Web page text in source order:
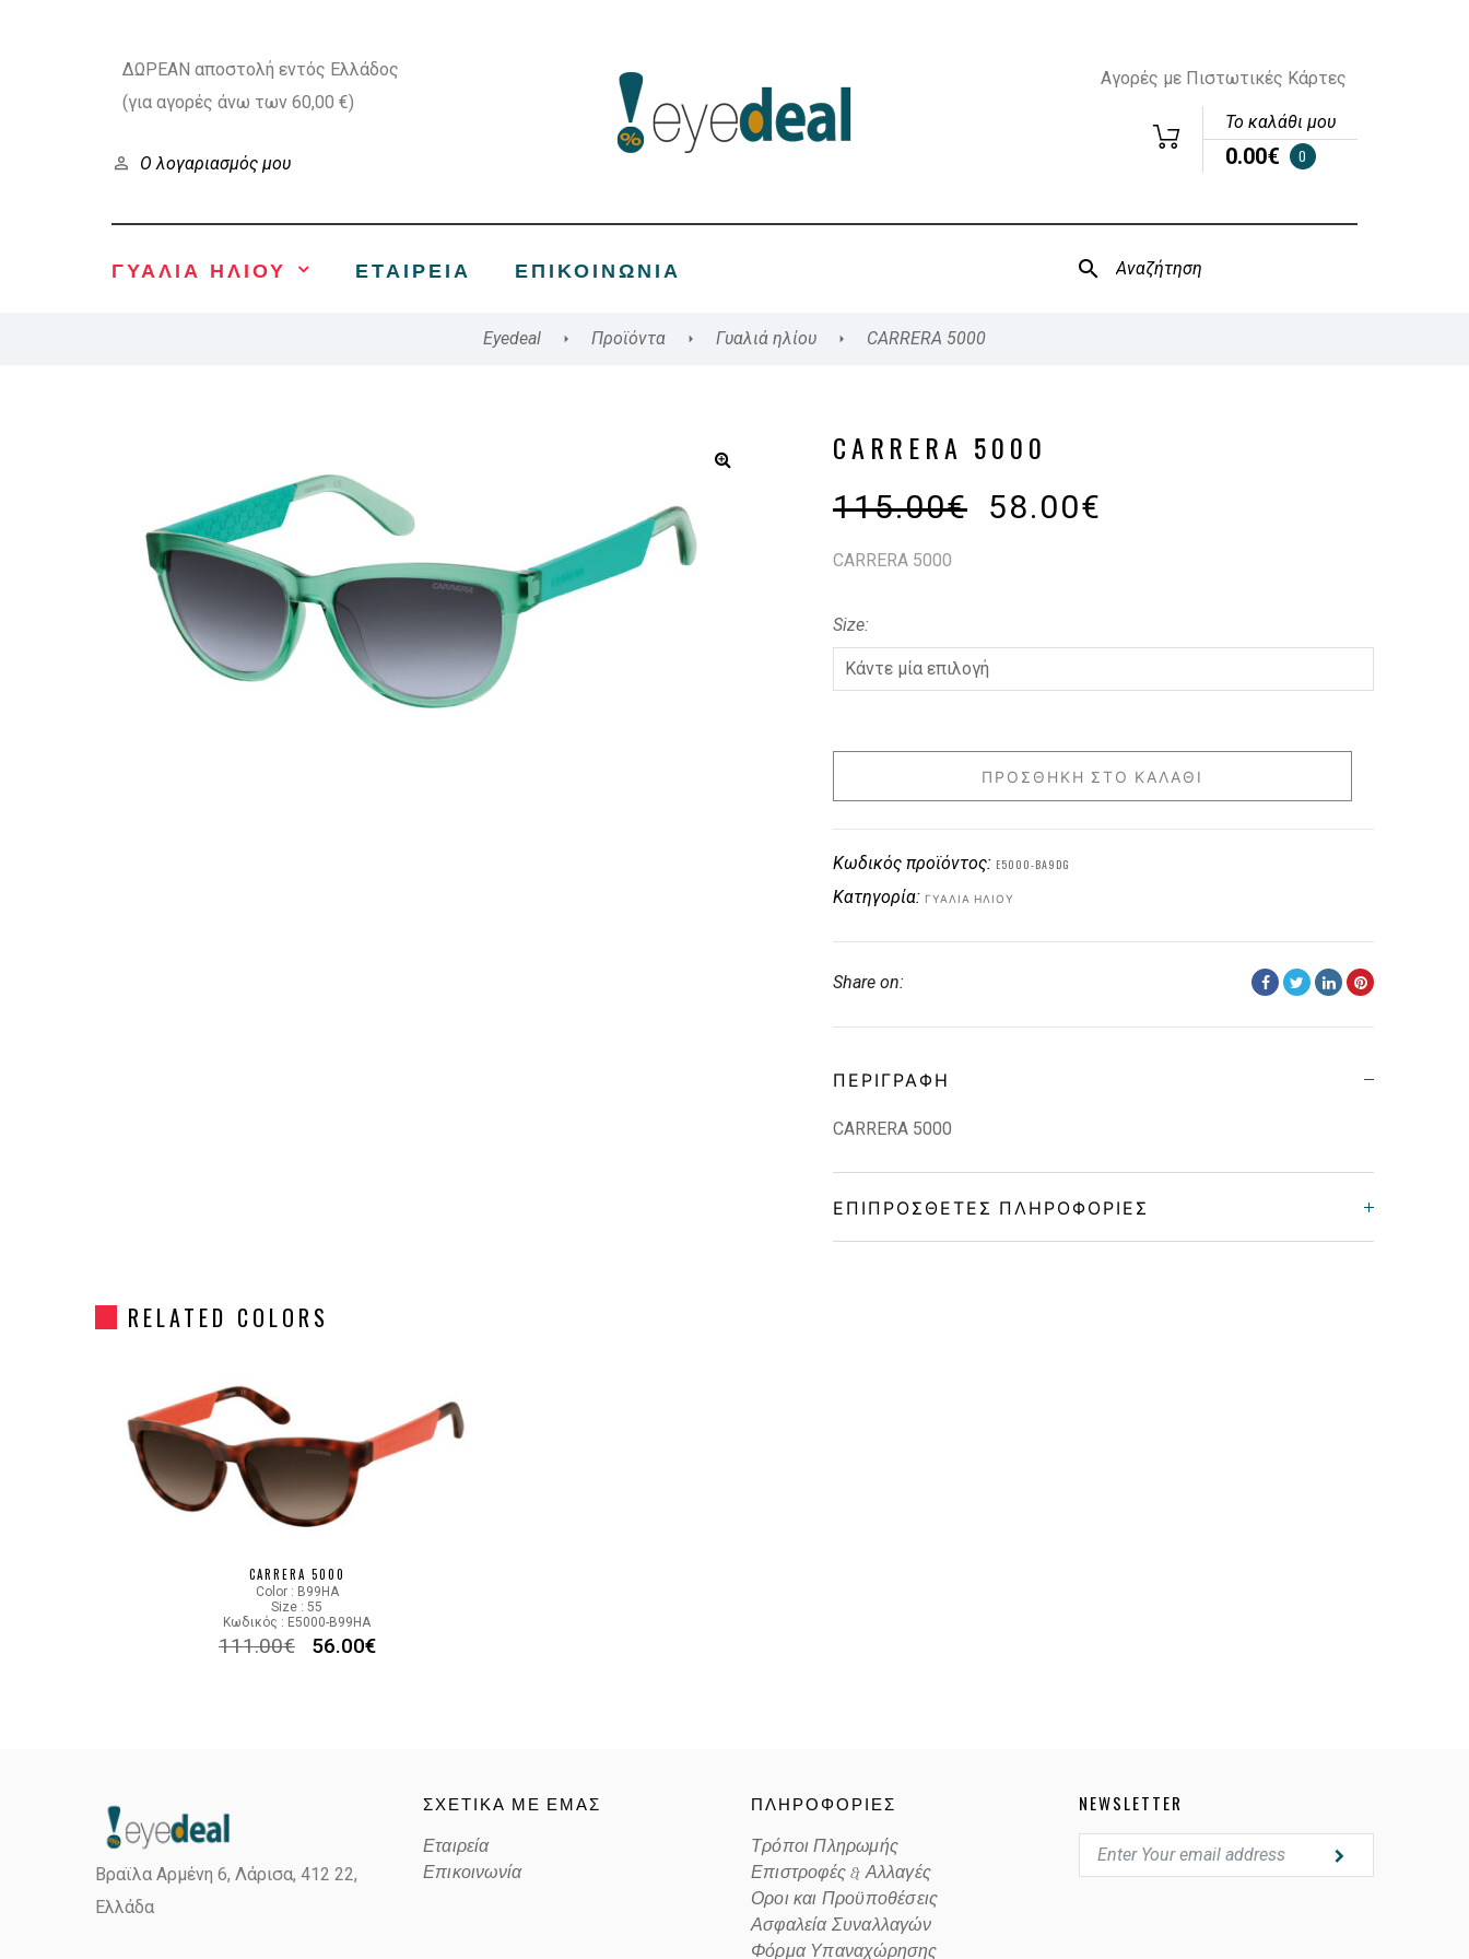
ΔΩΡΕΑΝ αποστολή εντός Ελλάδος
(για αγορές άνω των 60,00 €)
Ο λογαριασμός μου
Αγορές με Πιστωτικές Κάρτες
Το καλάθι μου
0.00€ 0
ΓΥΑΛΙΑ ΗΛΙΟΥ ΕΤΑΙΡΕΊΑ ΕΠΙΚΟΙΝΩΝΊΑ
Eyedeal Προϊόντα Γυαλιά ηλίου CARRERA 5000
CARRERA 5000
115.00€ 58.00€
CARRERA 5000
Size
ΠΡΟΣΘΉΚΗ ΣΤΟ ΚΑΛΆΘΙ
Κωδικός προϊόντος: E5000-BA9DG
Κατηγορία: ΓΥΑΛΙΆ ΗΛΊΟΥ
Share on:
ΠΕΡΙΓΡΑΦΉ
CARRERA 5000
ΕΠΙΠΡΌΣΘΕΤΕΣ ΠΛΗΡΟΦΟΡΊΕΣ
RELATED COLORS
CARRERA 5000
Color : B99HA
Size : 55
Κωδικός : E5000-B99HA
111.00€ 56.00€
Βραϊλα Αρμένη 6, Λάρισα, 412 22,
Ελλάδα
ΣΧΕΤΙΚΑ ΜΕ ΕΜΑΣ
Εταιρεία
Επικοινωνία
ΠΛΗΡΟΦΟΡΙΕΣ
Τρόποι Πληρωμής
Επιστροφές & Αλλαγές
Οροι και Προϋποθέσεις
Ασφαλεία Συναλλαγών
Φόρμα Υπαναχώρησης
NEWSLETTER